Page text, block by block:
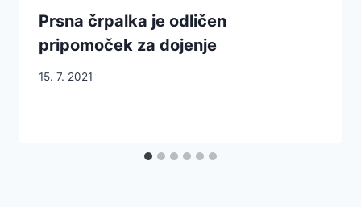
Prsna črpalka je odličen
pripomoček za dojenje
15. 7. 2021